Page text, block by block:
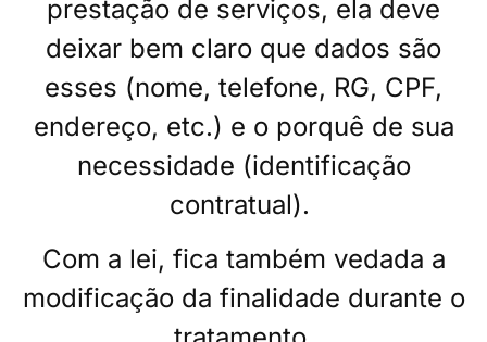
prestação de serviços, ela deve
deixar bem claro que dados são
esses (nome, telefone, RG, CPF,
endereço, etc.) e o porquê de sua
necessidade (identificação
contratual).
Com a lei, fica também vedada a
modificação da finalidade durante o